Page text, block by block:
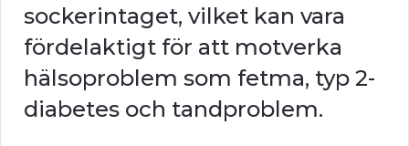
sockerintaget, vilket kan vara
fördelaktigt för att motverka
hälsoproblem som fetma, typ 2-
diabetes och tandproblem.